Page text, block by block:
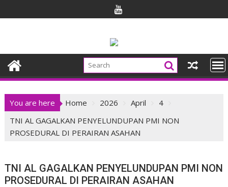
to
You are here Home 2026 April
4
TNI AL GAGALKAN PENYELUNDUPAN PMI NON
PROSEDURAL DI PERAIRAN ASAHAN
TNI AL GAGALKAN PENYELUNDUPAN PMI NON
PROSEDURAL DI PERAIRAN ASAHAN